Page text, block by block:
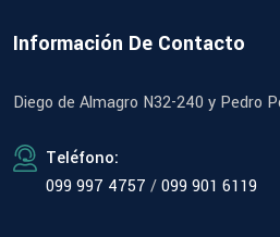
Información De Contacto
Diego de Almagro N32-240 y Pedro
Teléfono:
099 997 4757 /099 901 6119